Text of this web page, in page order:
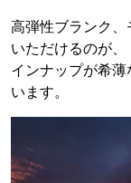
高弾性ブランク
いただけるのが
インナップが希
います。